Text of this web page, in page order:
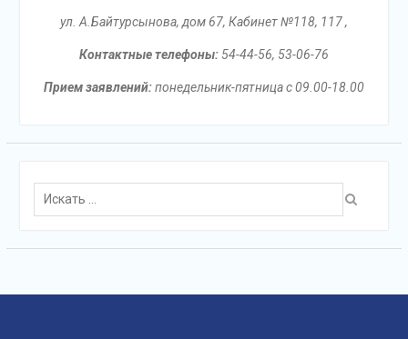
ул. А.Байтурсынова, дом 67, Кабинет №118, 117 ,
Контактные телефоны:54-44-56, 53-06-76
Прием заявлений:понедельник-пятница с 09.00-18.00
Поиск
для: